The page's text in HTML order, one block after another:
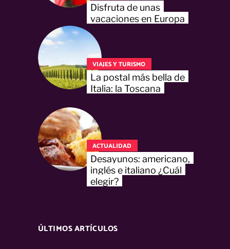
Disfruta de unas
vacaciones en Europa
VIAJES Y TURISMO
La postal más bella de
Italia: la Toscana
ACTUALIDAD
Desayunos: americano,
inglés e italiano ¿Cuál
elegir?
ÚLTIMOS ARTÍCULOS